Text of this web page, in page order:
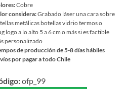
Cobre
considera:Grabado láser una cara sobre
metálicas botellas vidrio termos o
logo a lo alto 5 a 6 cm o más si es factible
personalizado
de producción de 5-8 días hábiles
por pagar a todo Chile
ofp_99